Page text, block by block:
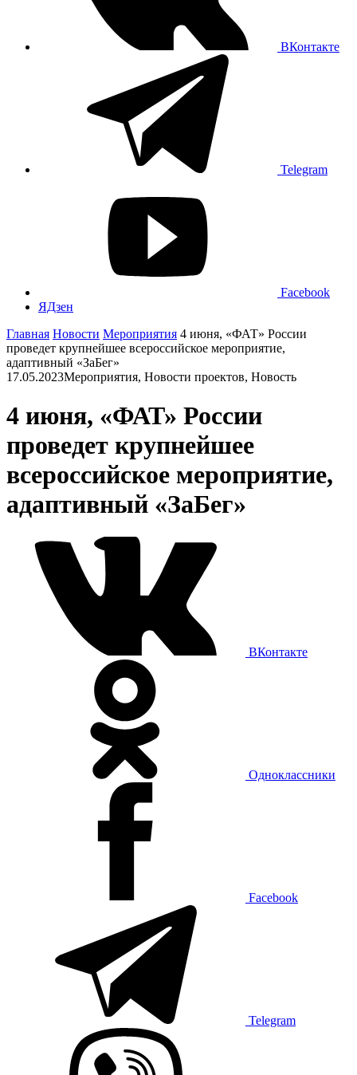
ВКонтакте
Telegram
Facebook
ЯДзен
Главная Новости Мероприятия 4 июня, «ФАТ» России
проведет крупнейшее всероссийское мероприятие,
адаптивный «ЗаБег»
17.05.2023Мероприятия, Новости проектов, Новость
4 июня, «ФАТ» России
проведет крупнейшее
всероссийское мероприятие,
адаптивный «ЗаБег»
ВКонтакте
Одноклассники
Facebook
Telegram